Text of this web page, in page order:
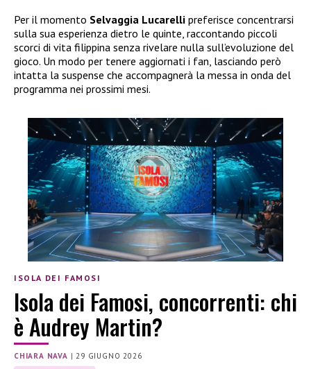
Per il momento Selvaggia Lucarelli preferisce concentrarsi
sulla sua esperienza dietro le quinte, raccontando piccoli
scorci di vita filippina senza rivelare nulla sull’evoluzione del
gioco. Un modo per tenere aggiornati i fan, lasciando però
intatta la suspense che accompagnerà la messa in onda del
programma nei prossimi mesi.
ISOLA DEI FAMOSI
Isola dei Famosi, concorrenti: chi
è Audrey Martin?
CHIARA NAVA |29 GIUGNO 2026